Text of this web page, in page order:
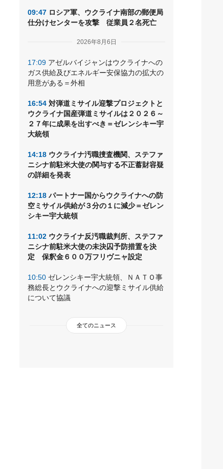
09:47 ロシア軍、ウクライナ南部の郵便局
仕分けセンターを攻撃 従業員２名死亡
2026年8月6日
17:09 アゼルバイジャンはウクライナへの
ガス供給及びエネルギー安保協力の拡大の
用意がある＝外相
16:54 対弾道ミサイル迎撃プロジェクトと
ウクライナ国産弾道ミサイルは２０２６～
２７年に成果を出すべき＝ゼレンシキー宇
大統領
14:18 ウクライナ汚職捜査機関、ステファ
ニシナ前駐米大使の関与する不正蓄財容疑
の詳細を発表
12:18 パートナー国からウクライナへの防
空ミサイル供給が３分の１に減少＝ゼレン
シキー宇大統領
11:02 ウクライナ反汚職裁判所、ステファ
ニシナ前駐米大使の未決囚予防措置を決
定 保釈金６００万フリヴニャ設定
10:50 ゼレンシキー宇大統領、ＮＡＴＯ事
務総長とウクライナへの迎撃ミサイル供給
について協議
全てのニュース